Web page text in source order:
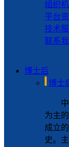
组织
平台
技术
联系我
博士后
博士
中国
为主
成立
史。